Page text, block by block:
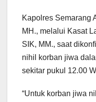
Kapolres Semarang
MH., melalui Kasat
SIK, MM., saat
nihil korban jiwa
sekitar pukul 12.00
“Untuk korban jiwa